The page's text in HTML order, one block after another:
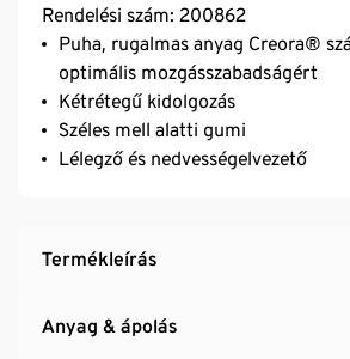
Rendelési szám: 200862
Puha, rugalmas anyag Creora®
optimális mozgásszabadságért
Kétrétegű kidolgozás
Széles mell alatti gumi
Lélegző és nedvességelvezető
Termékleírás
Anyag & ápolás